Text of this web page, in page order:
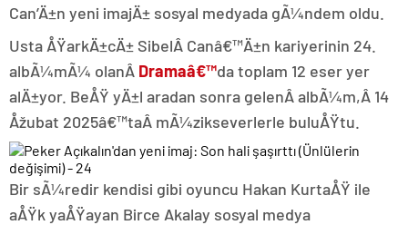
Can’Ä±n yeni imajÄ± sosyal medyada gÃ¼ndem oldu.
Usta ÅŸarkÄ±cÄ± SibelÂ Canâ€™Ä±n kariyerinin 24.
albÃ¼mÃ¼ olanÂ Dramaâ€™da toplam 12 eser yer
alÄ±yor. BeÅŸ yÄ±l aradan sonra gelenÂ albÃ¼m,Â 14
Åžubat 2025â€™taÂ mÃ¼zikseverlerle buluÅŸtu.
Bir sÃ¼redir kendisi gibi oyuncu Hakan KurtaÅŸ ile
aÅŸk yaÅŸayan Birce Akalay sosyal medya